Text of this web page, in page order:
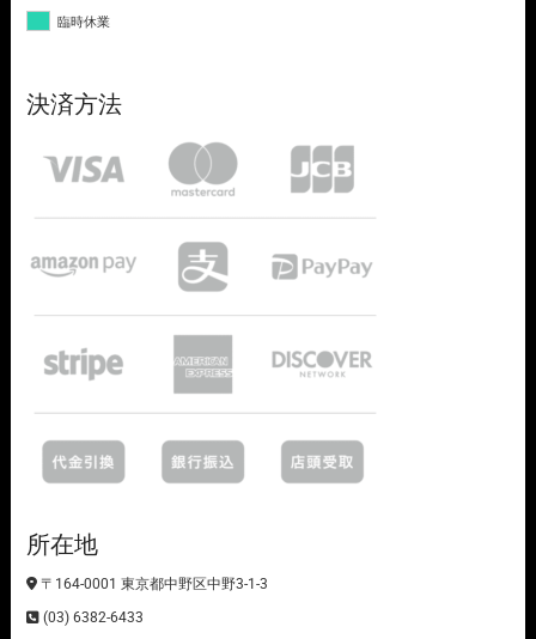
臨時休業
決済方法
所在地
〒164-0001 東京都中野区中野3-1-3
(03) 6382-6433